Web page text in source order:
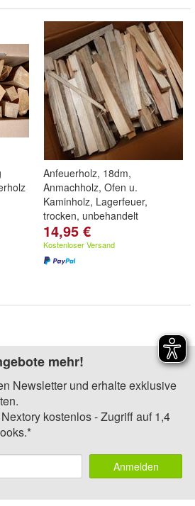
Anfeuerholz, 18dm,
Anmachholz, Ofen u.
Kaminholz, Lagerfeuer,
trocken, unbehandelt
14,95 €
Kostenloser Versand
mehr!
Newsletter und erhalte exklusive
kostenlos - Zugriff auf 1,4
Anmelden